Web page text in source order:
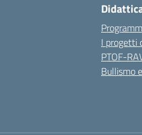
I progetti
PTOF-
Bullismo